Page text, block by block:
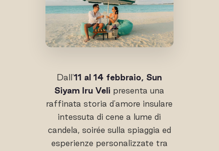
Dall'11 al 14 febbraio, Sun
Siyam Iru Veli presenta una
raffinata storia d'amore insulare
intessuta di cene a lume di
candela, soirée sulla spiaggia ed
esperienze personalizzate tra